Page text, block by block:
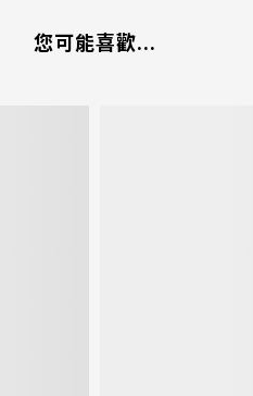
您可能喜歡...